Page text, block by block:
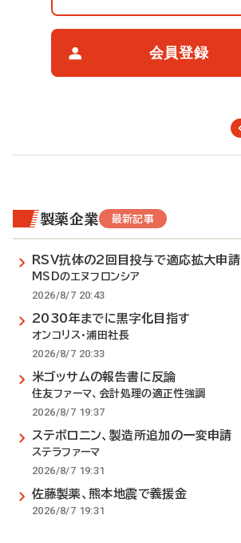
会員登録
製薬企業 最新記事
RSV抗体の2回目投与で適応拡大申請
MSDのエヌフロンシア
2026/8/7 20:43
2030年までに黒字化目指す
オンコリス・浦田社長
2026/8/7 20:33
米ゴッサムの報告書に反論
住友ファーマ、会計処理の適正性強調
2026/8/7 19:37
ステボロニン、製造所追加の一変申請
ステラファーマ
2026/8/7 19:31
佐藤製薬、熊本地震で義援金
2026/8/7 19:31